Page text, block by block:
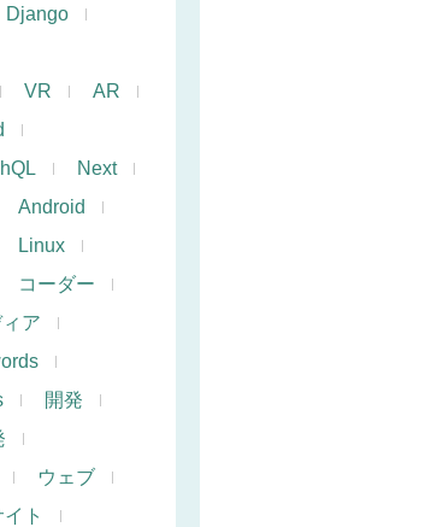
Django
VR
AR
Next
Android
Linux
コーダー
ア
開発
ウェブ
ト